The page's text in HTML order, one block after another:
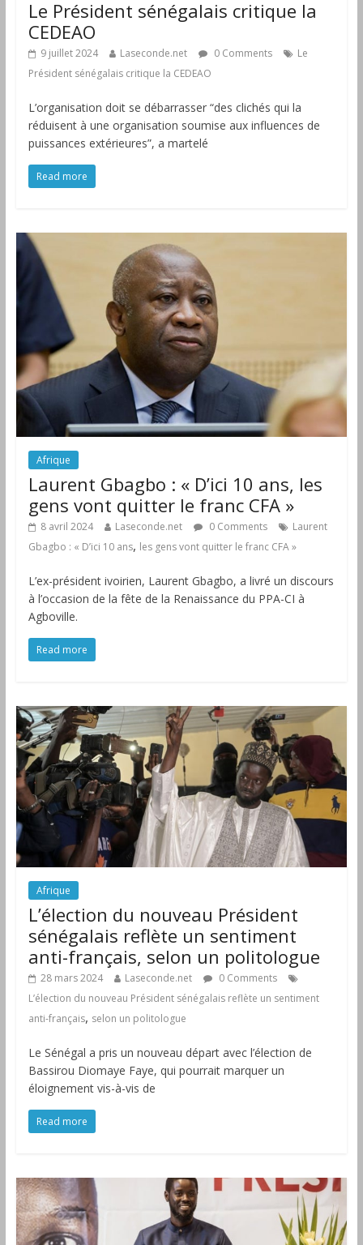
Le Président sénégalais critique la
CEDEAO
9 juillet 2024 Laseconde.net 0 Comments
Le
Président sénégalais critique la CEDEAO
L’organisation doit se débarrasser “des clichés qui la
réduisent à une organisation soumise aux influences de
puissances extérieures”, a martelé
Read more
Afrique
Laurent Gbagbo : « D’ici 10 ans, les
gens vont quitter le franc CFA »
8 avril 2024 Laseconde.net 0 Comments
Laurent
Gbagbo : « D’ici 10 ans, les gens vont quitter le franc CFA »
L’ex-président ivoirien, Laurent Gbagbo, a livré un discours
à l’occasion de la fête de la Renaissance du PPA-CI à
Agboville.
Read more
Afrique
L’élection du nouveau Président
sénégalais reflète un sentiment
anti-français, selon un politologue
28 mars 2024 Laseconde.net
0 Comments
L’élection du nouveau Président sénégalais reflète un sentiment
anti-français, selon un politologue
Le Sénégal a pris un nouveau départ avec l’élection de
Bassirou Diomaye Faye, qui pourrait marquer un
éloignement vis-à-vis de
Read more